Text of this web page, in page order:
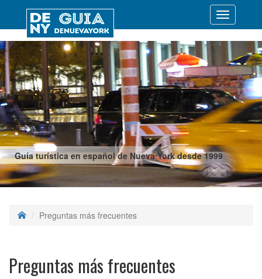
Guía turística en español de Nueva York desde 1999
Desplegar
Preguntas más frecuentes
Preguntas más frecuentes